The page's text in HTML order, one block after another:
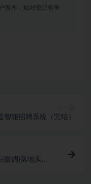
发布，如对资源有争
智能招聘系统（完结）
微调)落地实战